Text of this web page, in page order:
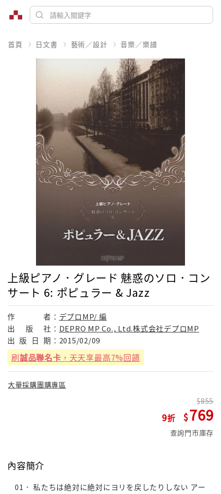
首頁 日文書 藝術／設計 音樂／樂譜
上級ピアノ．グレード 魅惑のソロ．コン
サート 6: ポピュラー & Jazz
作 者： デプロMP/ 編
出
版 社： DEPRO MP Co., Ltd.株式会社デプロMP
出 版 日 期： 2015/02/09
刷誠品聯名卡 ，天天享最高7%回饋
大量採購團購專區
9
855
769
查詢門市庫存
內容簡介
01． 私たちは絶対に絶対にヨリを戻したりしない アー